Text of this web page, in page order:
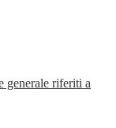
generale riferiti a